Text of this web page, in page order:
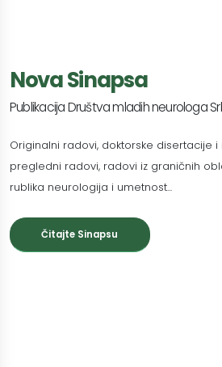
Nova Sinapsa
Publikacija Društva mladih neurologa
Originalni radovi, doktorske disertacije
pregledni radovi, radovi iz graničnih
rublika neurologija i umetnost...
Čitajte Sinapsu